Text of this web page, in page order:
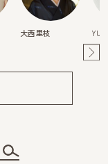
大西里枝 YURI